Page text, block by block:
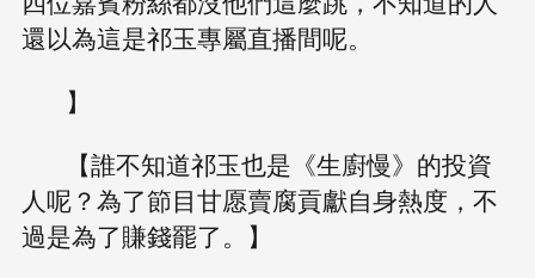
還以為這是祁玉專屬直播間呢。
】
【誰不知道祁玉也是《生廚慢》的投資
人呢？為了節目甘愿賣腐貢獻自身熱度，不
過是為了賺錢罷了。】